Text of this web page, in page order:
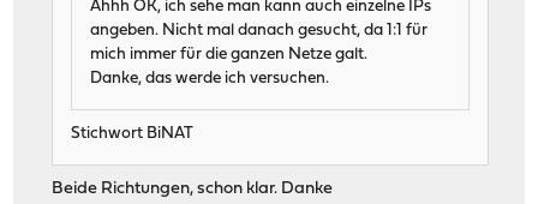
Ahhh OK, ich sehe man kann auch einzelne IPs
angeben. Nicht mal danach gesucht, da 1:1 für
mich immer für die ganzen Netze galt.
Danke, das werde ich versuchen.
Stichwort BiNAT
Beide Richtungen, schon klar. Danke